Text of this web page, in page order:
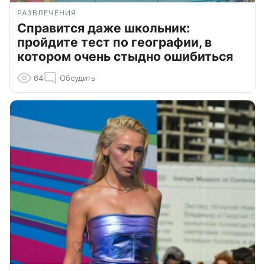
РАЗВЛЕЧЕНИЯ
Справится даже школьник:
пройдите тест по географии, в
котором очень стыдно ошибиться
64 Обсудить